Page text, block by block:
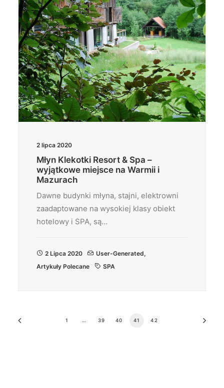
2 lipca 2020
Młyn Klekotki Resort & Spa –
wyjątkowe miejsce na Warmii i
Mazurach
Dawne budynki młyna, stajni, elektrowni
zaadaptowane na wysokiej klasy obiekt
hotelowy i SPA, są…
2 Lipca 2020 User-Generated,
Artykuły Polecane
SPA
1 … 39 40 41 42